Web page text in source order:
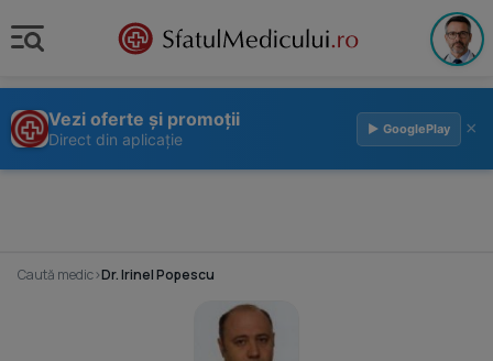
Vezi oferte și promoții
Direct din aplicație
▶ GooglePlay ×
Caută medic›Dr. Irinel Popescu